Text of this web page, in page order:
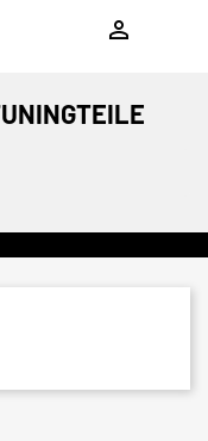
